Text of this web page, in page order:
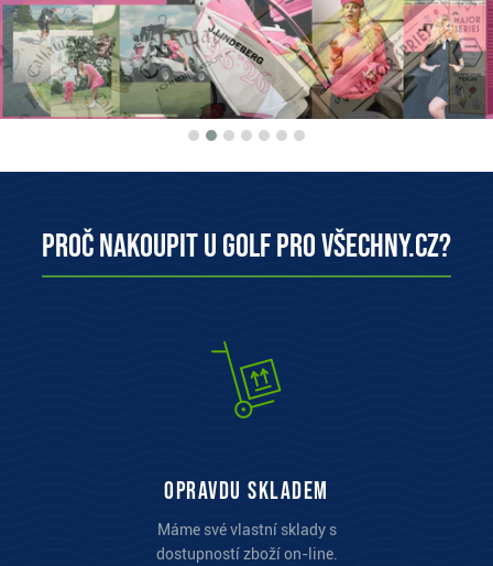
Proč nakoupit u Golf pro všechny.cz?
opravdu skladem
Máme své vlastní sklady s
dostupností zboží on-line.